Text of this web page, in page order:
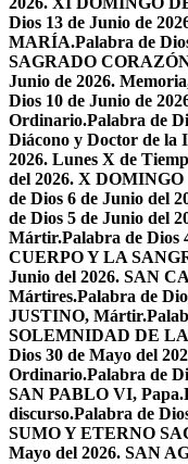
Dios 13 de Junio de
MARÍA.Palabra de
SAGRADO
Junio de 2026.
Dios 10 de Junio de
Ordinario.Palabra de
Diácono y Doctor de la
2026. Lunes X de
del 2026. X
de Dios 6 de Junio del
de Dios 5 de Junio del
Mártir.Palabra de Dios
CUERPO Y LA
Junio del 2026. SAN
Mártires.Palabra de
JUSTINO, Mártir.
SOLEMNIDAD DE
Dios 30 de Mayo del
Ordinario.Palabra de
SAN PABLO VI, Papa.
discurso.Palabra de
SUMO Y ETERNO
Mayo del 2026. SAN